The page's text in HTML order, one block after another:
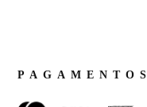
PAGAMENTOS